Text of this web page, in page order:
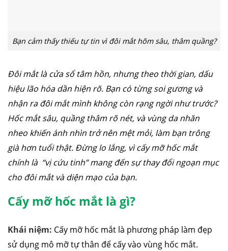
Bạn cảm thấy thiếu tự tin vì đôi mắt hõm sâu, thâm quầng?
Đôi mắt là cửa sổ tâm hồn, nhưng theo thời gian, dấu
hiệu lão hóa dần hiện rõ. Bạn có từng soi gương và
nhận ra đôi mắt mình không còn rạng ngời như trước?
Hốc mắt sâu, quầng thâm rõ nét, và vùng da nhăn
nheo khiến ánh nhìn trở nên mệt mỏi, làm bạn trông
già hơn tuổi thật. Đừng lo lắng, vì cấy mỡ hốc mắt
chính là “vị cứu tinh” mang đến sự thay đổi ngoạn mục
cho đôi mắt và diện mạo của bạn.
Cấy mỡ hốc mắt là gì?
Khái niệm: Cấy mỡ hốc mắt là phương pháp làm đẹp
sử dụng mô mỡ tự thân để cấy vào vùng hốc mắt.